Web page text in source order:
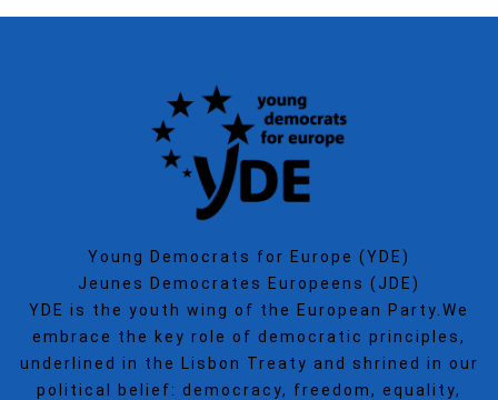
Young Democrats for Europe (YDE)
Jeunes Democrates Europeens (JDE)
YDE is the youth wing of the European Party.We
embrace the key role of democratic principles,
underlined in the Lisbon Treaty and shrined in our
political belief: democracy, freedom, equality,